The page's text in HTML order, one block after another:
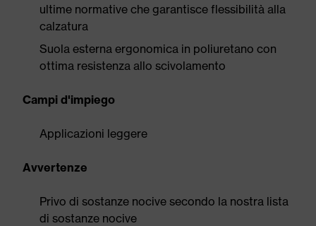
ultime normative che garantisce flessibilità alla
calzatura
Suola esterna ergonomica in poliuretano con
ottima resistenza allo scivolamento
Campi d'impiego
Applicazioni leggere
Avvertenze
Privo di sostanze nocive secondo la nostra lista
di sostanze nocive